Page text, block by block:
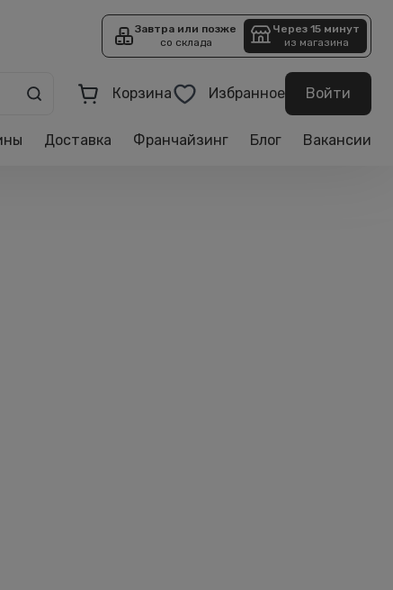
Завтра или позже
со склада
Через 15 минут
из магазина
Корзина Избранное Войти
Доставка Франчайзинг Блог Вакансии